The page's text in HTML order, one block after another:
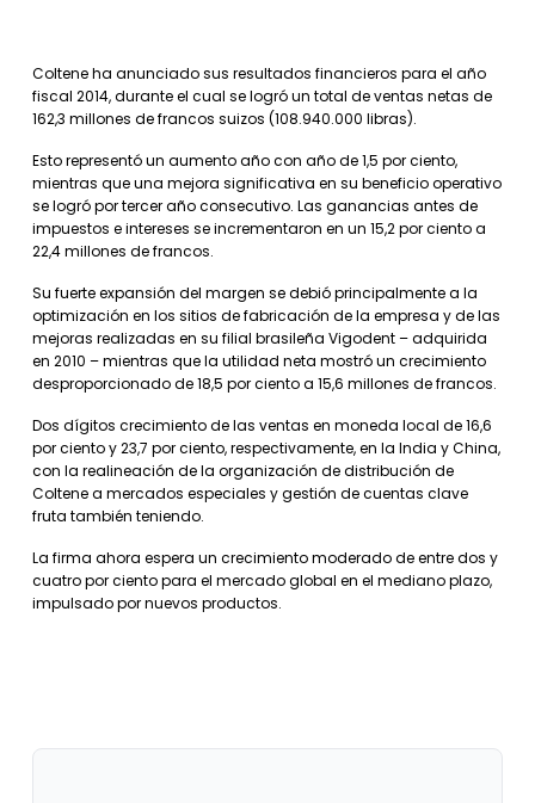
Coltene ha anunciado sus resultados financieros para el año
fiscal 2014, durante el cual se logró un total de ventas netas de
162,3 millones de francos suizos (108.940.000 libras).
Esto representó un aumento año con año de 1,5 por ciento,
mientras que una mejora significativa en su beneficio operativo
se logró por tercer año consecutivo. Las ganancias antes de
impuestos e intereses se incrementaron en un 15,2 por ciento a
22,4 millones de francos.
Su fuerte expansión del margen se debió principalmente a la
optimización en los sitios de fabricación de la empresa y de las
mejoras realizadas en su filial brasileña Vigodent – adquirida
en 2010 – mientras que la utilidad neta mostró un crecimiento
desproporcionado de 18,5 por ciento a 15,6 millones de francos.
Dos dígitos crecimiento de las ventas en moneda local de 16,6
por ciento y 23,7 por ciento, respectivamente, en la India y China,
con la realineación de la organización de distribución de
Coltene a mercados especiales y gestión de cuentas clave
fruta también teniendo.
La firma ahora espera un crecimiento moderado de entre dos y
cuatro por ciento para el mercado global en el mediano plazo,
impulsado por nuevos productos.